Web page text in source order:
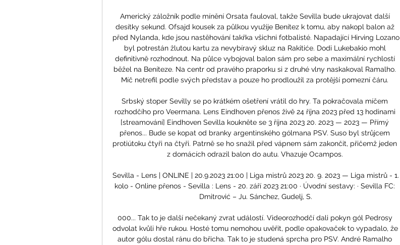
Americký záložník podle mínění Orsata fauloval, takže Sevilla bude ukrajovat další
desítky sekund. Ofsajd kousek za půlkou využije Benítez k tomu, aby nakopl balon až
před Nylanda, kde jsou nastěhování takřka všichni fotbalisté. Napadající Hirving Lozano
byl potrestán žlutou kartu za nevybíravý skluz na Rakitiće. Dodi Lukebakio mohl
definitivně rozhodnout. Na půlce vybojoval balon sám pro sebe a maximální rychlostí
běžel na Beníteze. Na centr od pravého praporku si z druhé vlny naskakoval Ramalho.
Míč netrefil podle svých představ a pouze ho prodloužil za protější pomezní čáru.
Srbský stoper Sevilly se po krátkém ošetření vrátil do hry. Ta pokračovala míčem
rozhodčího pro Veermana. Lens Eindhoven přenos živě 24 října 2023 před 13 hodinami
[streamování] Eindhoven Sevilla koukněte se 3 října 2023 20. 2023 — 2023 — Přímý
přenos... Bude se kopat od branky argentinského gólmana PSV. Suso byl strůjcem
protiútoku čtyři na čtyři. Patrně se ho snažil před vápnem sám zakončit, přičemž jeden
z domácích odrazil balon do autu. Vhazuje Ocampos.
Sevilla - Lens | ONLINE | 20.9.2023 21:00 | Liga mistrů 2023 20. 9. 2023 — Liga mistrů - 1.
kolo - Online přenos - Sevilla : Lens - 20. září 2023 21:00 · Úvodní sestavy: · Sevilla FC:
Dmitrović – Ju. Sánchez, Gudelj, S.
000... Tak to je další nečekaný zvrat událostí. Videorozhodčí dali pokyn gól Pedrosy
odvolat kvůli hře rukou. Hosté tomu nemohou uvěřit, podle opakovaček to vypadalo, že
autor gólu dostal ránu do břicha. Tak to je studená sprcha pro PSV. André Ramalho